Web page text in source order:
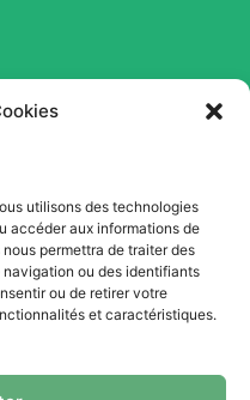
utilisons des technologies
accéder aux informations de
permettra de traiter des
ou des identifiants
ou de retirer votre
et caractéristiques.